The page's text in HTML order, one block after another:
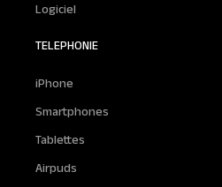
Logiciel
TELEPHONIE
iPhone
Smartphones
Tablettes
Airpuds